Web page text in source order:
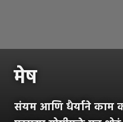
मेष
संयम आणि धैर्याने काम